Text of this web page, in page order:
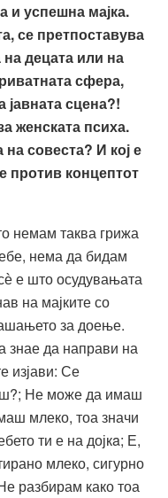
и успешна мајка.
се претпоставува
децата или на
сфера,
јавната сцена?!
женската психа.
совеста? И кој е
против концептот
немам таква грижа
нема да бидам
е што осудувањата
на мајките со
за доење.
знае да направи на
изјави: Се
Не може да имаш
млеко, тоа значи
ти е на дојкa; Е,
млеко, сигурно
разбирам како тоа